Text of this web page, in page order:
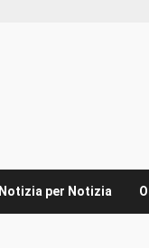
Notizia per Notizia